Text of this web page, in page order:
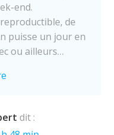
end.
de
puisse un jour en
ou ailleurs…
dit :